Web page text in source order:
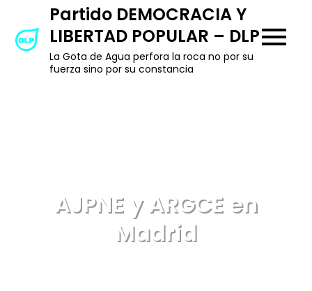
content
Partido DEMOCRACIA Y
LIBERTAD POPULAR – DLP
La Gota de Agua perfora la roca no por su
fuerza sino por su constancia
AJPNE y ARGCE en
Madrid